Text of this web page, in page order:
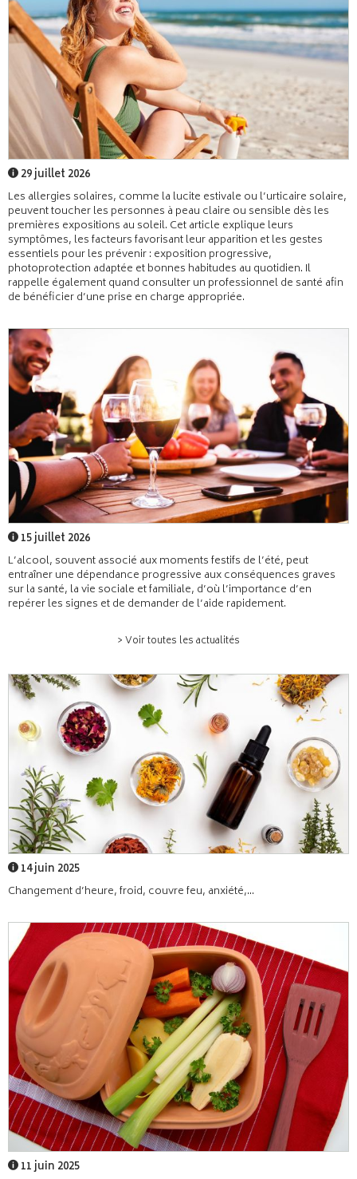
29 juillet 2026
Les allergies solaires, comme la lucite estivale ou l’urticaire solaire,
peuvent toucher les personnes à peau claire ou sensible dès les
premières expositions au soleil. Cet article explique leurs
symptômes, les facteurs favorisant leur apparition et les gestes
essentiels pour les prévenir : exposition progressive,
photoprotection adaptée et bonnes habitudes au quotidien. Il
rappelle également quand consulter un professionnel de santé afin
de bénéficier d’une prise en charge appropriée.
15 juillet 2026
L’alcool, souvent associé aux moments festifs de l’été, peut
entraîner une dépendance progressive aux conséquences graves
sur la santé, la vie sociale et familiale, d’où l’importance d’en
repérer les signes et de demander de l’aide rapidement.
> Voir toutes les actualités
14 juin 2025
Changement d’heure, froid, couvre feu, anxiété,...
11 juin 2025